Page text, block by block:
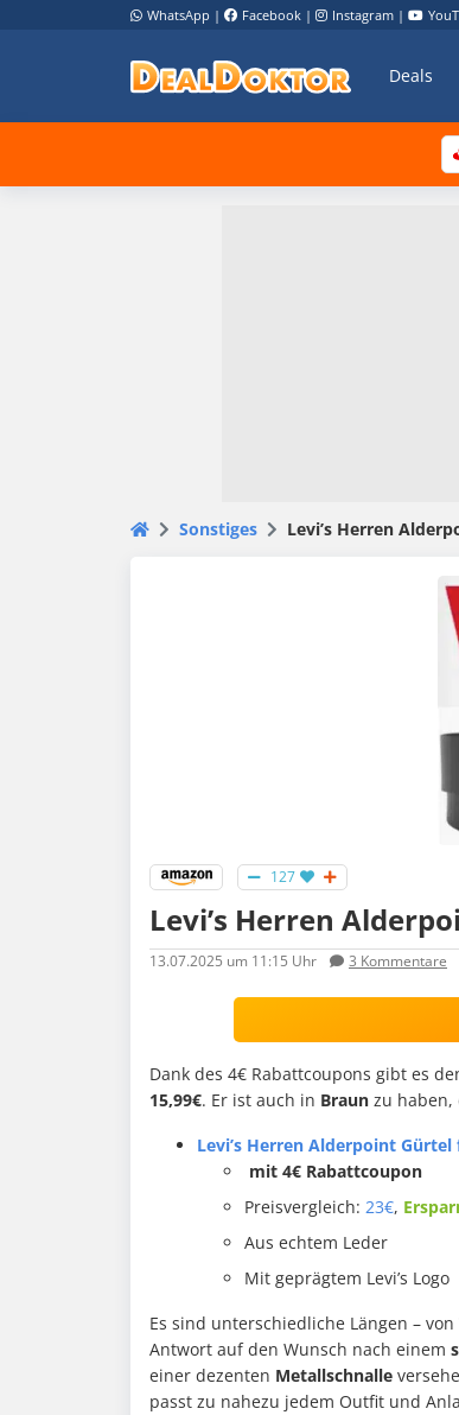
WhatsApp | Facebook | Instagram |
Deals
Sonstiges Levi’s Herren
127
Levi’s Herren
13.07.2025 um 11:15 Uhr 3 Kommentare
Dank des 4€ Rabattcoupons gibt es
15,99€. Er ist auch in Braun zu
Levi’s Herren Alderpoint Gürtel
mit 4€ Rabattcoupon
Preisvergleich: 23€,
Aus echtem Leder
Mit geprägtem Levi’s Logo
Es sind unterschiedliche Längen – von
Antwort auf den Wunsch nach einem
einer dezenten Metallschnalle
passt zu nahezu jedem Outfit und